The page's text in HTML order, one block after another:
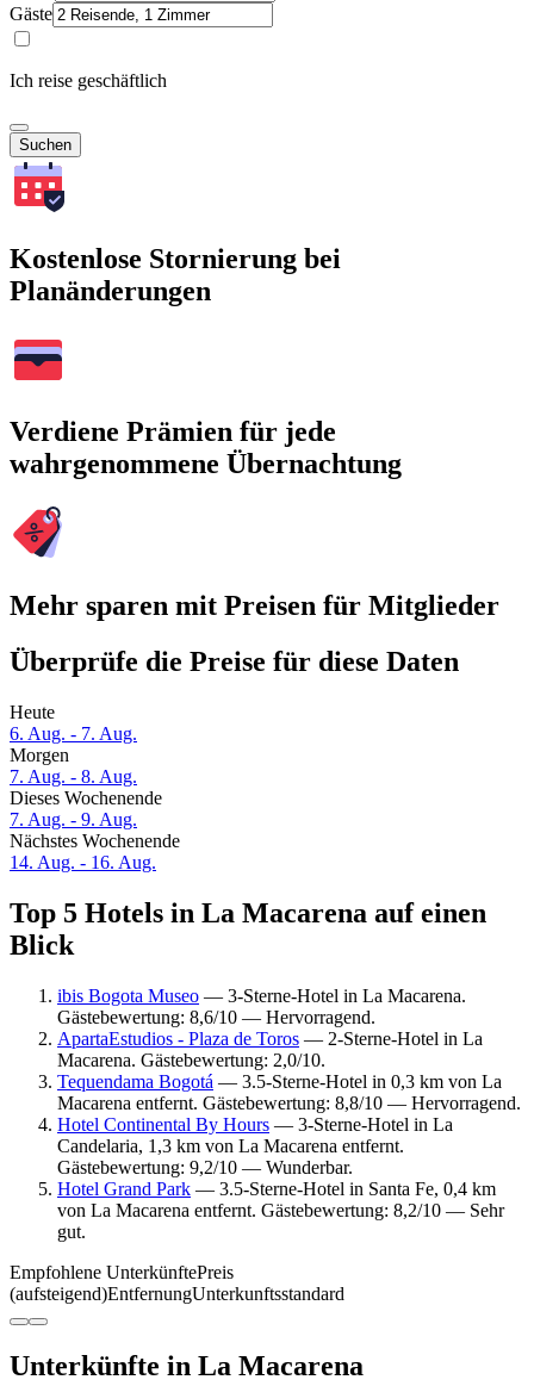
Gäste
Ich reise geschäftlich
Suchen
Kostenlose Stornierung bei
Planänderungen
Verdiene Prämien für jede
wahrgenommene Übernachtung
Mehr sparen mit Preisen für Mitglieder
Überprüfe die Preise für diese Daten
Heute
6. Aug. - 7. Aug.
Morgen
7. Aug. - 8. Aug.
Dieses Wochenende
7. Aug. - 9. Aug.
Nächstes Wochenende
14. Aug. - 16. Aug.
Top 5 Hotels in La Macarena auf einen
Blick
ibis Bogota Museo — 3-Sterne-Hotel in La Macarena.
Gästebewertung: 8,6/10 — Hervorragend.
ApartaEstudios - Plaza de Toros — 2-Sterne-Hotel in La
Macarena. Gästebewertung: 2,0/10.
Tequendama Bogotá — 3.5-Sterne-Hotel in 0,3 km von La
Macarena entfernt. Gästebewertung: 8,8/10 — Hervorragend.
Hotel Continental By Hours — 3-Sterne-Hotel in La
Candelaria, 1,3 km von La Macarena entfernt.
Gästebewertung: 9,2/10 — Wunderbar.
Hotel Grand Park — 3.5-Sterne-Hotel in Santa Fe, 0,4 km
von La Macarena entfernt. Gästebewertung: 8,2/10 — Sehr
gut.
Empfohlene UnterkünftePreis
(aufsteigend)EntfernungUnterkunftsstandard
Unterkünfte in La Macarena